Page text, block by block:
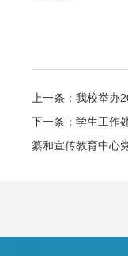
上一条：我校举办
下一条：学生工作
纂和宣传教育中心